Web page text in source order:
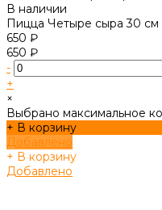
В наличии
Пицца Четыре сыра 30 см
650 ₽
650 ₽
-
+
×
Выбрано максимальное
+ В корзину
Добавлено
+ В корзину
Добавлено